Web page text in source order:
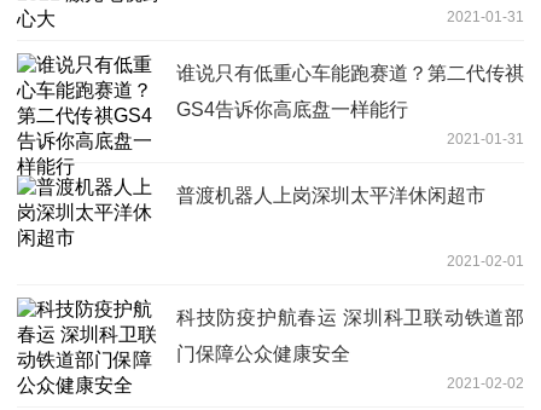
2021-01-31
谁说只有低重心车能跑赛道？第二代传祺
GS4告诉你高底盘一样能行
2021-01-31
普渡机器人上岗深圳太平洋休闲超市
2021-02-01
科技防疫护航春运 深圳科卫联动铁道部
门保障公众健康安全
2021-02-02